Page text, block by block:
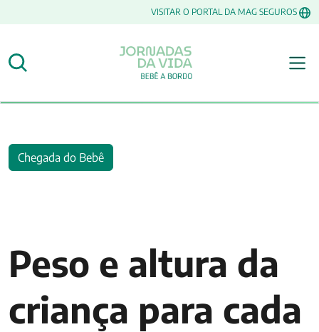
VISITAR O PORTAL DA MAG SEGUROS
Chegada do Bebê
Peso e altura da
criança para cada